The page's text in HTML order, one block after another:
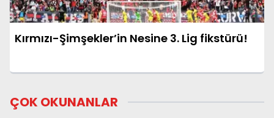
Kırmızı-Şimşekler’in Nesine 3. Lig fikstürü!
ÇOK OKUNANLAR